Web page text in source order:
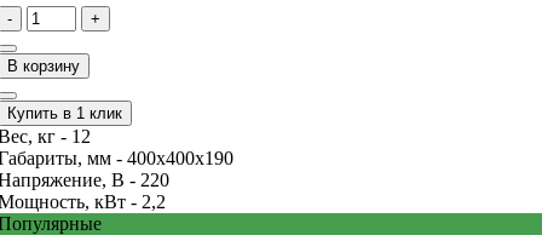
- +
В корзину
Купить в 1 клик
кг - 12
мм - 400x400x190
В - 220
кВт - 2,2